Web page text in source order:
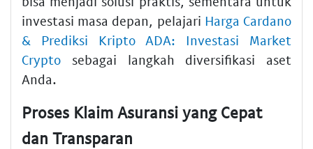
investasi masa depan, pelajari Harga Cardano
& Prediksi Kripto ADA: Investasi Market
Crypto sebagai langkah diversifikasi aset
Anda.
Proses Klaim Asuransi yang Cepat
dan Transparan